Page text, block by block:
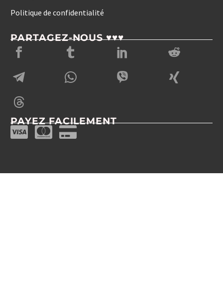
Politique de confidentialité
PARTAGEZ-NOUS ♥♥♥
PAYEZ FACILEMENT